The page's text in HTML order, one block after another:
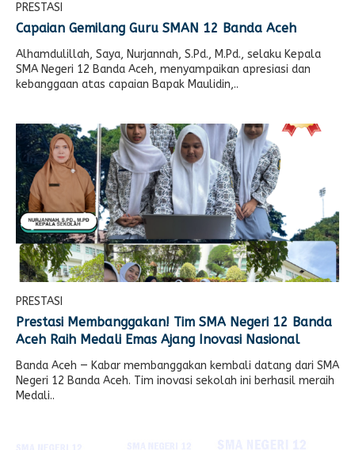
PRESTASI
Capaian Gemilang Guru SMAN 12 Banda Aceh
Alhamdulillah, Saya, Nurjannah, S.Pd., M.Pd., selaku Kepala
SMA Negeri 12 Banda Aceh, menyampaikan apresiasi dan
kebanggaan atas capaian Bapak Maulidin,..
PRESTASI
Prestasi Membanggakan! Tim SMA Negeri 12 Banda
Aceh Raih Medali Emas Ajang Inovasi Nasional
Banda Aceh — Kabar membanggakan kembali datang dari SMA
Negeri 12 Banda Aceh. Tim inovasi sekolah ini berhasil meraih
Medali..